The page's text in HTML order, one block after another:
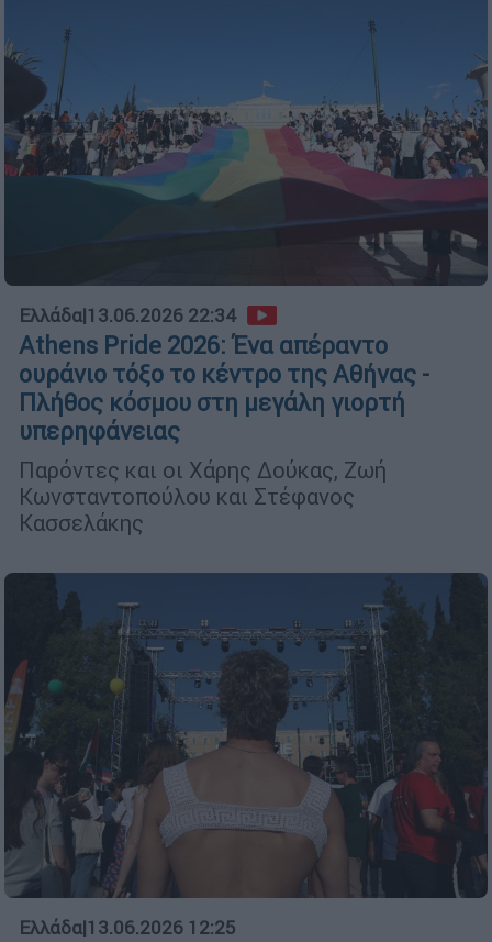
Ελλάδα|13.06.2026 22:34
Athens Pride 2026: Ένα απέραντο
ουράνιο τόξο το κέντρο της Αθήνας -
Πλήθος κόσμου στη μεγάλη γιορτή
υπερηφάνειας
Παρόντες και οι Χάρης Δούκας, Ζωή
Κωνσταντοπούλου και Στέφανος
Κασσελάκης
Ελλάδα|13.06.2026 12:25